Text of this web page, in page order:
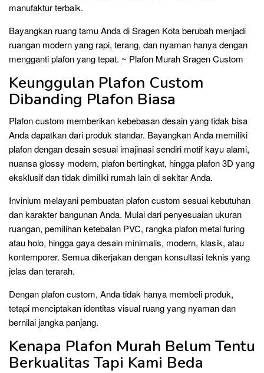
manufaktur terbaik.
Bayangkan ruang tamu Anda di Sragen Kota berubah menjadi
ruangan modern yang rapi, terang, dan nyaman hanya dengan
mengganti plafon yang tepat. ~ Plafon Murah Sragen Custom
Keunggulan Plafon Custom
Dibanding Plafon Biasa
Plafon custom memberikan kebebasan desain yang tidak bisa
Anda dapatkan dari produk standar. Bayangkan Anda memiliki
plafon dengan desain sesuai imajinasi sendiri motif kayu alami,
nuansa glossy modern, plafon bertingkat, hingga plafon 3D yang
eksklusif dan tidak dimiliki rumah lain di sekitar Anda.
Invinium melayani pembuatan plafon custom sesuai kebutuhan
dan karakter bangunan Anda. Mulai dari penyesuaian ukuran
ruangan, pemilihan ketebalan PVC, rangka plafon metal furing
atau holo, hingga gaya desain minimalis, modern, klasik, atau
kontemporer. Semua dikerjakan dengan konsultasi teknis yang
jelas dan terarah.
Dengan plafon custom, Anda tidak hanya membeli produk,
tetapi menciptakan identitas visual ruang yang nyaman dan
bernilai jangka panjang.
Kenapa Plafon Murah Belum Tentu
Berkualitas Tapi Kami Beda